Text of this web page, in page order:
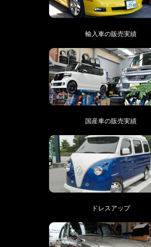
輸入車の販売実績
国産車の販売実績
ドレスアップ